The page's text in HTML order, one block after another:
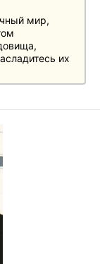
мир,
их